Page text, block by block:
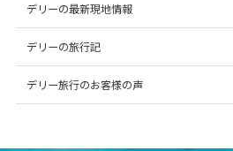
デリーの最新現地情報
デリーの旅行記
デリー旅行のお客様の声